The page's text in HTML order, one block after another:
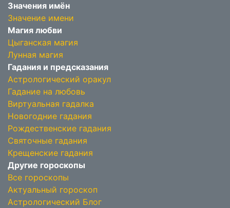
Значения имён
Значение имени
Магия любви
Цыганская магия
Лунная магия
Гадания и предсказания
Астрологический оракул
Гадание на любовь
Виртуальная гадалка
Новогодние гадания
Рождественские гадания
Святочные гадания
Крещенские гадания
Другие гороскопы
Все гороскопы
Актуальный гороскоп
Астрологический Блог